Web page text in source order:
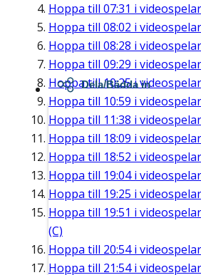
Hoppa till 07:31 i
Hoppa till 08:02 i
Hoppa till 08:28 i
Hoppa till 09:29 i
Hoppa till10:25i
Hoppa till 10:59 i
Hoppa till 11:38 i
Hoppa till 18:09 i
Hoppa till 18:52 i
Hoppa till 19:04i
Hoppa till 19:25 i
Hoppa till 19:51 i
(C)
Hoppa till 20:54i
Hoppa till 21:54i
Dela/Bädda in